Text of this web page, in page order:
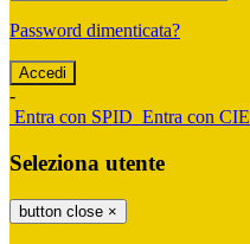
Password dimenticata?
-
Entra con SPID Entra con CIE
Seleziona utente
button close ×